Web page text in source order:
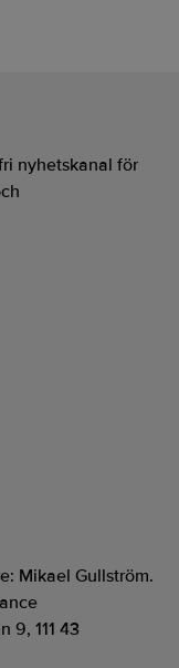
nyhetskanal för
Mikael Gullström.
9, 111 43